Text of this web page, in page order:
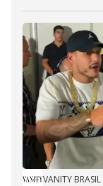
VANITY BRASIL